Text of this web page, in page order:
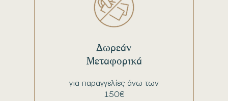
για παραγγελίες άνω των
150€
Δωρεάν
Μεταφορικά